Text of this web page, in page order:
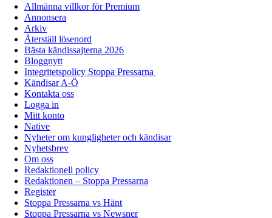
Allmänna villkor för Premium
Annonsera
Arkiv
Återställ lösenord
Bästa kändissajterna 2026
Bloggnytt
Integritetspolicy Stoppa Pressarna
Kändisar A-Ö
Kontakta oss
Logga in
Mitt konto
Native
Nyheter om kungligheter och kändisar
Nyhetsbrev
Om oss
Redaktionell policy
Redaktionen – Stoppa Pressarna
Register
Stoppa Pressarna vs Hänt
Stoppa Pressarna vs Newsner